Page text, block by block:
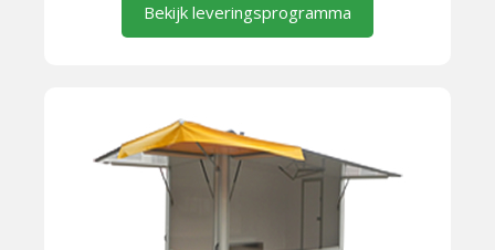
Bekijk leveringsprogramma